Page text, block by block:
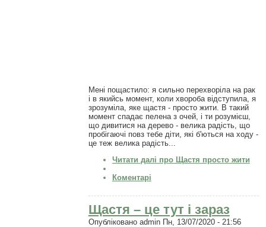
Мені пощастило: я сильно перехворіла на рак
і в якийсь момент, коли хвороба відступила, я
зрозуміла, яке щастя - просто жити. В такий
момент спадає пелена з очей, і ти розумієш,
що дивитися на дерево - велика радість, що
пробігаючі повз тебе діти, які б'ються на ходу -
це теж велика радість...
Читати далі про Щастя просто жити
Коментарі
Щастя – це тут і зараз
Опубліковано adminПн, 13/07/2020 - 21:56